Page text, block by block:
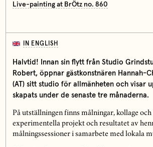
Live-painting at BrÖtz no. 860
IN ENGLISH
Halvtid! Innan sin flytt från Studio
Robert, öppnar gästkonstnären Hannah-
(AT) sitt studio för allmänheten och visar
skapats under de senaste tre månaderna.
På utställningen finns målningar, kollage
experimentella projekt och resultatet av
målningssessioner i samarbete med lokala